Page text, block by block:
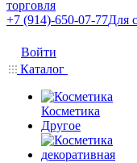
торговля
+7 (914)-650-07-77Для
Войти
Каталог
Косметика
Другое